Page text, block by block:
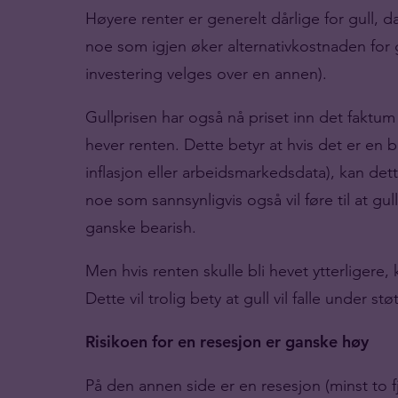
Høyere renter er generelt dårlige for gull,
noe som igjen øker alternativkostnaden
investering velges over en annen).
Gullprisen har også nå priset inn det
hever renten. Dette betyr at hvis det er en
inflasjon eller arbeidsmarkedsdata), kan
noe som sannsynligvis også vil føre til at
ganske bearish.
Men hvis renten skulle bli hevet ytterligere,
Dette vil trolig bety at gull vil falle under
Risikoen for en resesjon er ganske høy
På den annen side er en resesjon (minst